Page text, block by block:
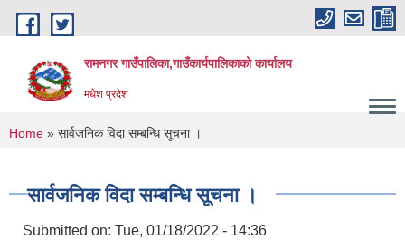
Skip to main content
रामनगर गाउँपालिका,गाउँकार्यपालिकाको कार्यालय
मधेश प्रदेश
You are here
Home » सार्वजनिक विदा सम्बन्धि सूचना ।
सार्वजनिक विदा सम्बन्धि सूचना ।
Submitted on: Tue, 01/18/2022 - 14:36